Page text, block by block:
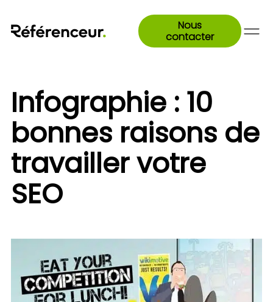
Nous
contacter
Infographie : 10
bonnes raisons de
travailler votre
SEO